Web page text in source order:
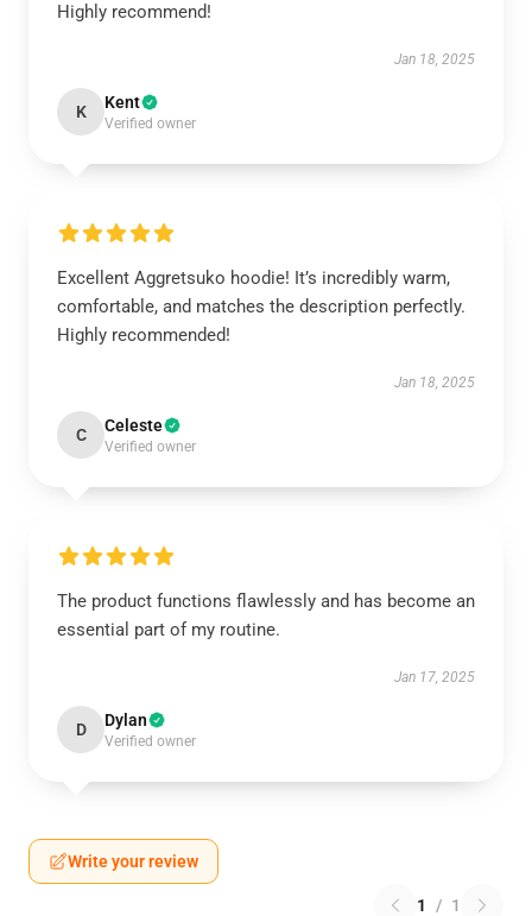
Highly recommend!
Jan 18, 2025
K Kent
Verified owner
Excellent Aggretsuko hoodie! It’s incredibly warm,
comfortable, and matches the description perfectly.
Highly recommended!
Jan 18, 2025
C Celeste
Verified owner
The product functions flawlessly and has become an
essential part of my routine.
Jan 17, 2025
D Dylan
Verified owner
Write your review
1 / 1